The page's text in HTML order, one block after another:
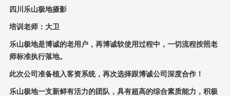
四川乐山极地摄影
培训老师：大卫
乐山极地是博诚的老用户，再博诚软使用过程中，一切流程按照老
师标准执行落地。
此次公司准备植入客资系统，再次选择跟博诚公司深度合作！
乐山极地一支新鲜有活力的团队，具有超高的综合素质能力，积极